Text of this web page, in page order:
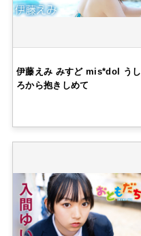
伊藤えみ みすど mis*dol うし
ろから抱きしめて